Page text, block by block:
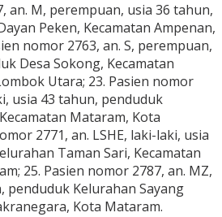
an. M, perempuan, usia 36 tahun,
Peken, Kecamatan Ampenan,
nomor 2763, an. S, perempuan,
Desa Sokong, Kecamatan
Utara; 23. Pasien nomor
usia 43 tahun, penduduk
Mataram, Kota
2771, an. LSHE, laki-laki, usia
Taman Sari, Kecamatan
25. Pasien nomor 2787, an. MZ,
penduduk Kelurahan Sayang
Kota Mataram.